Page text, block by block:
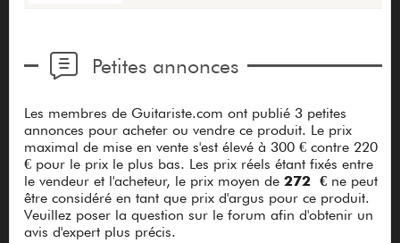
Petites annonces
Les membres de Guitariste.com ont publié 3 petites
annonces pour acheter ou vendre ce produit. Le prix
maximal de mise en vente s'est élevé à 300 € contre 220
€ pour le prix le plus bas. Les prix réels étant fixés entre
le vendeur et l'acheteur, le prix moyen de 272 €ne peut
être considéré en tant que prix d'argus pour ce produit.
Veuillez poser la question sur le forum afin d'obtenir un
avis d'expert plus précis.